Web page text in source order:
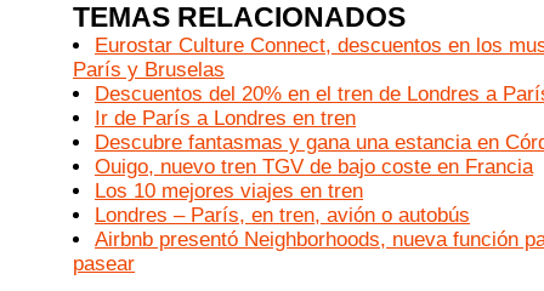
TEMAS RELACIONADOS
Eurostar Culture Connect, descuentos en los
París y Bruselas
Descuentos del 20% en el tren de Londres a
Ir de París a Londres en tren
Descubre fantasmas y gana una estancia en
Ouigo, nuevo tren TGV de bajo coste en Francia
Los 10 mejores viajes en tren
Londres – París, en tren, avión o autobús
Airbnb presentó Neighborhoods, nueva función
pasear